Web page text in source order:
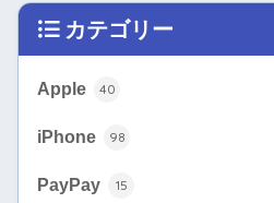
カテゴリー
Apple 40
iPhone 98
PayPay 15